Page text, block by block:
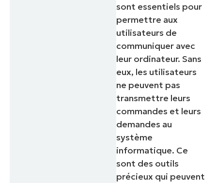
sont essentiels pour
permettre aux
utilisateurs de
communiquer avec
leur ordinateur. Sans
eux, les utilisateurs
ne peuvent pas
transmettre leurs
commandes et leurs
demandes au
système
informatique. Ce
sont des outils
précieux qui peuvent